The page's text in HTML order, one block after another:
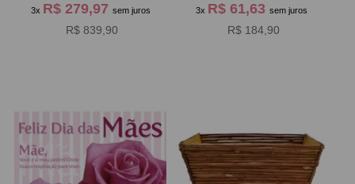
3x R$ 279,97 sem juros
R$ 839,90
3x R$ 61,63sem juros
R$ 184,90